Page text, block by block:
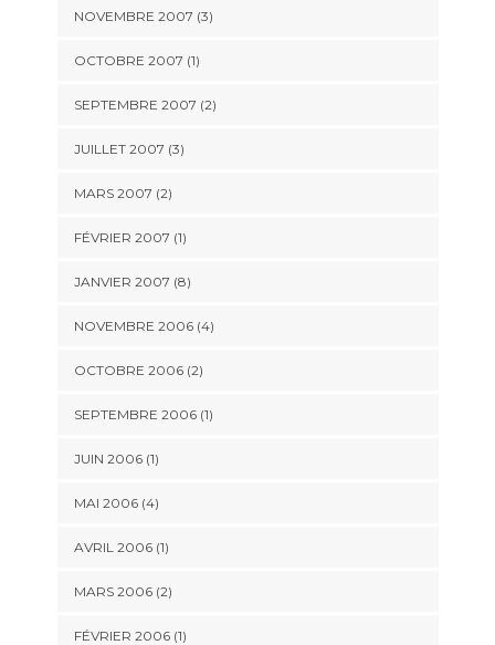
NOVEMBRE 2007 (3)
OCTOBRE 2007 (1)
SEPTEMBRE 2007 (2)
JUILLET 2007 (3)
MARS 2007 (2)
FÉVRIER 2007 (1)
JANVIER 2007 (8)
NOVEMBRE 2006 (4)
OCTOBRE 2006 (2)
SEPTEMBRE 2006 (1)
JUIN 2006 (1)
MAI 2006 (4)
AVRIL 2006 (1)
MARS 2006 (2)
FÉVRIER 2006 (1)